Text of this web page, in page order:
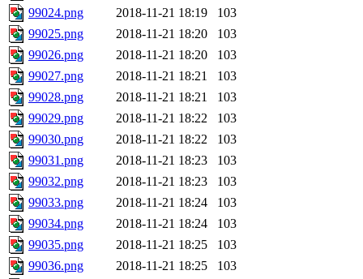
99024.png
2018-11-21 18:19
103
99025.png
2018-11-21 18:20
103
99026.png
2018-11-21 18:20
103
99027.png
2018-11-21 18:21
103
99028.png
2018-11-21 18:21
103
99029.png
2018-11-21 18:22
103
99030.png
2018-11-21 18:22
103
99031.png
2018-11-21 18:23
103
99032.png
2018-11-21 18:23
103
99033.png
2018-11-21 18:24
103
99034.png
2018-11-21 18:24
103
99035.png
2018-11-21 18:25
103
99036.png
2018-11-21 18:25
103